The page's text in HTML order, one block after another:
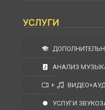
УСЛУГИ
АНАЛИЗ
+
УСЛУГИ